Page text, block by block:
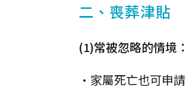
二、喪葬津貼
(1)常被忽略的情境：
•家屬死亡也可申請